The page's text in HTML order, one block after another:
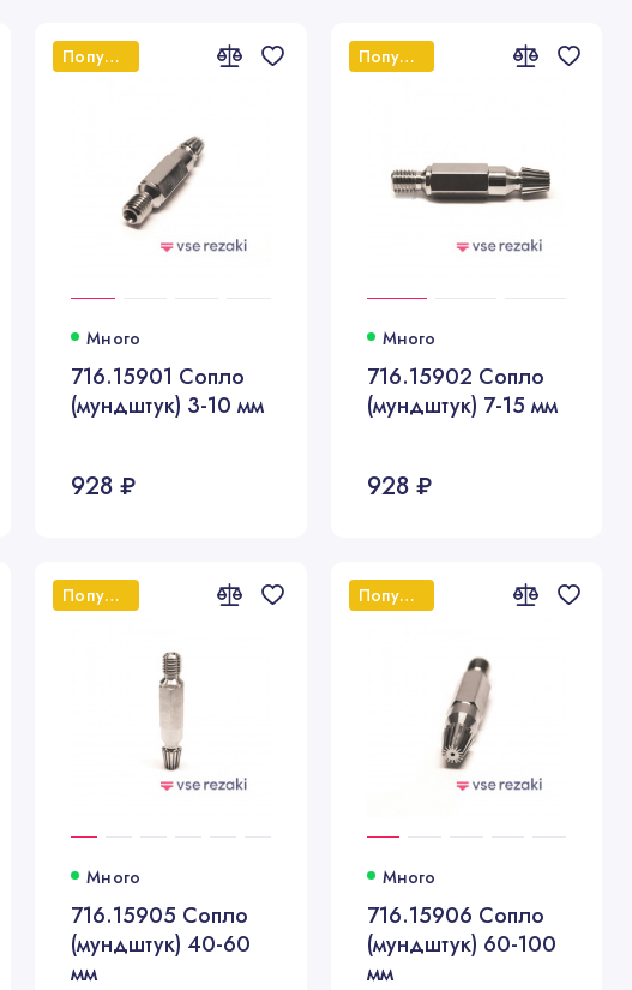
Популярный
Много
716.15901 Сопло
(мундштук) 3-10 мм
928 ₽
Популярный
Много
716.15902 Сопло
(мундштук) 7-15 мм
928 ₽
Популярный
Много
716.15905 Сопло
(мундштук) 40-60
мм
Популярный
Много
716.15906 Сопло
(мундштук) 60-100
мм